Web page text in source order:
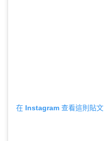
在 Instagram 查看這則貼文